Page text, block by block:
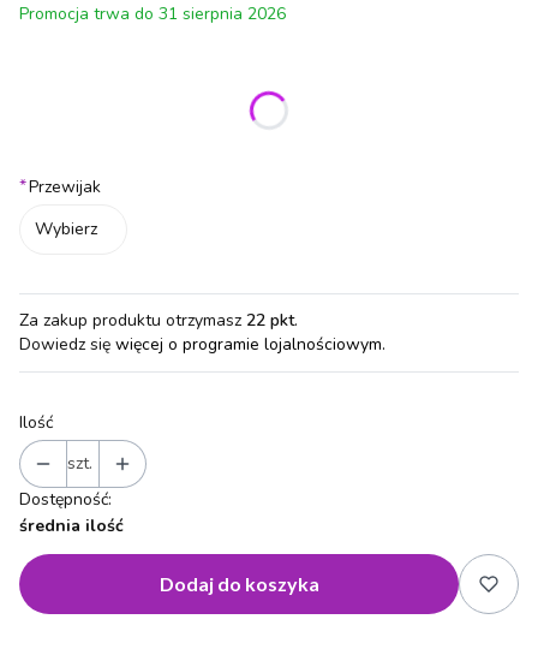
Promocja trwa do 31 sierpnia 2026
Poszczególne warianty mogą różnić się ceną
*Przewijak
Wybierz
Za zakup produktu otrzymasz 22 pkt.
Dowiedz się więcej o programie lojalnościowym.
Ilość
szt.
Dostępność:
średnia ilość
Dodaj do koszyka